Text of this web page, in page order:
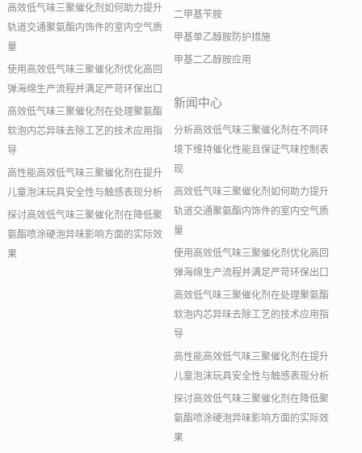
高效低气味三聚催化剂如何助力提升
轨道交通聚氨酯内饰件的室内空气质
量
使用高效低气味三聚催化剂优化高回
弹海绵生产流程并满足严苛环保出口
高效低气味三聚催化剂在处理聚氨酯
软泡内芯异味去除工艺的技术应用指
导
高性能高效低气味三聚催化剂在提升
儿童泡沫玩具安全性与触感表现分析
探讨高效低气味三聚催化剂在降低聚
氨酯喷涂硬泡异味影响方面的实际效
果
二甲基苄胺
甲基单乙醇胺防护措施
甲基二乙醇胺应用
新闻中心
分析高效低气味三聚催化剂在不同环
境下维持催化性能且保证气味控制表
现
高效低气味三聚催化剂如何助力提升
轨道交通聚氨酯内饰件的室内空气质
量
使用高效低气味三聚催化剂优化高回
弹海绵生产流程并满足严苛环保出口
高效低气味三聚催化剂在处理聚氨酯
软泡内芯异味去除工艺的技术应用指
导
高性能高效低气味三聚催化剂在提升
儿童泡沫玩具安全性与触感表现分析
探讨高效低气味三聚催化剂在降低聚
氨酯喷涂硬泡异味影响方面的实际效
果